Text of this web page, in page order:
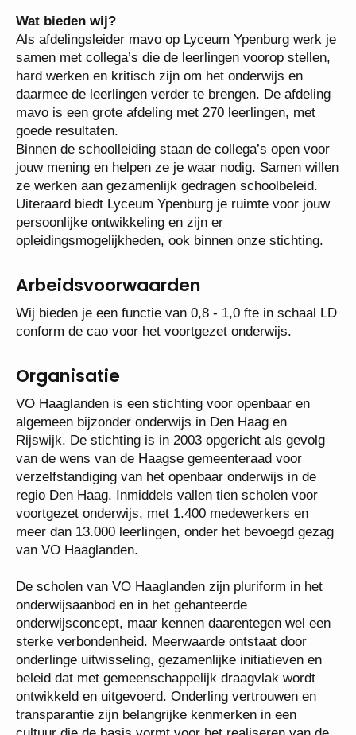
Wat bieden wij?
Als afdelingsleider mavo op Lyceum Ypenburg werk
je samen met collega’s die de leerlingen voorop
stellen, hard werken en kritisch zijn om het
onderwijs en daarmee de leerlingen verder te
brengen. De afdeling mavo is een grote afdeling met
270 leerlingen, met goede resultaten.
Binnen de schoolleiding staan de collega’s open
voor jouw mening en helpen ze je waar nodig.
Samen willen ze werken aan gezamenlijk gedragen
schoolbeleid. Uiteraard biedt Lyceum Ypenburg je
ruimte voor jouw persoonlijke ontwikkeling en zijn er
Arbeidsvoorwaarden
Wij bieden je een functie van 0,8 - 1,0 fte in schaal
Organisatie
VO Haaglanden is een stichting voor openbaar en
algemeen bijzonder onderwijs in Den Haag en
Rijswijk. De stichting is in 2003 opgericht als gevolg
van de wens van de Haagse gemeenteraad voor
verzelfstandiging van het openbaar onderwijs in de
regio Den Haag. Inmiddels vallen tien scholen voor
voortgezet onderwijs, met 1.400 medewerkers en
meer dan 13.000 leerlingen, onder het bevoegd
De scholen van VO Haaglanden zijn pluriform in het
onderwijsaanbod en in het gehanteerde
onderwijsconcept, maar kennen daarentegen wel
een sterke verbondenheid. Meerwaarde ontstaat
door onderlinge uitwisseling, gezamenlijke
initiatieven en beleid dat met gemeenschappelijk
draagvlak wordt ontwikkeld en uitgevoerd. Onderling